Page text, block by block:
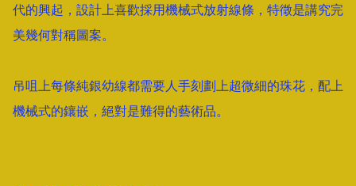
代的興起，設計上喜歡採用機械式放射線條，特徵是講究完
美幾何對稱圖案。
吊咀上每條純銀幼線都需要人手刻劃上超微細的珠花，配上
機械式的鑲嵌，絕對是難得的藝術品。